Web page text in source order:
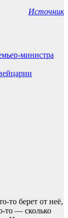
Источник
министра
то берет oт неё,
то — сколько